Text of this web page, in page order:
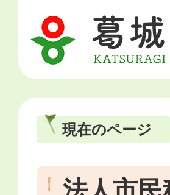
現在のページ